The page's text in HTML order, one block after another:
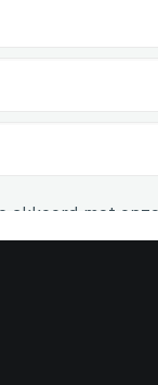
akkoord met